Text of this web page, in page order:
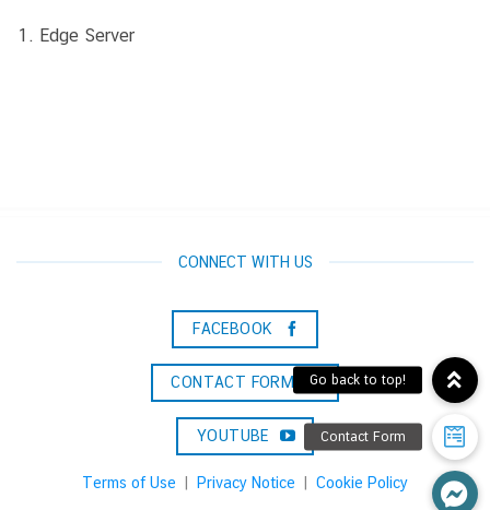
Edge Server
CONNECT WITH US
FACEBOOK
CONTACT FORM
YOUTUBE
Terms of Use Privacy Notice Cookie Policy